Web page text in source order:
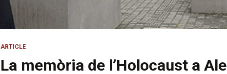
ARTICLE
La memòria de l’Holocaust a